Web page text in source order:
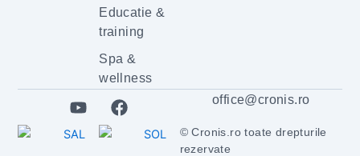
Educatie &
training
Spa &
wellness
Y
o
u
F
a
office@cronis.ro
© Cronis.ro toate drepturile
rezervate